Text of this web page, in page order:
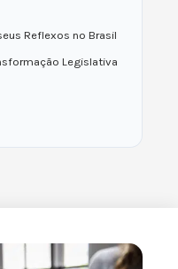
Reflexos no Brasil
Legislativa